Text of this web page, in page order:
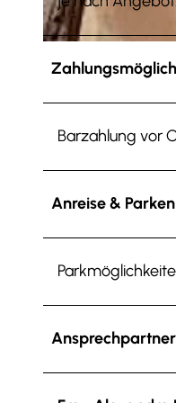
Barzahlung vor
Anreise & Parken